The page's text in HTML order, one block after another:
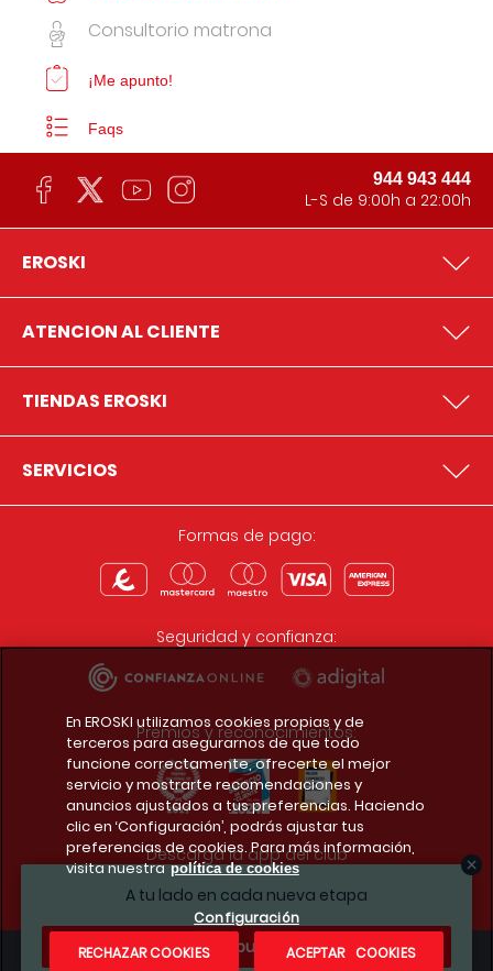
A tu lado en cada nueva etapa
¿Te apuntas?
Consultorio matrona
¡Me apunto!
Faqs
944 943 444
L-S de 9:00h a 22:00h
EROSKI
ATENCION AL CLIENTE
TIENDAS EROSKI
SERVICIOS
Formas de pago:
Seguridad y confianza:
Premios y reconocimientos:
Descarga la app del club
En EROSKI utilizamos cookies propias y de
terceros para asegurarnos de que todo
funcione correctamente, ofrecerte el mejor
servicio y mostrarte recomendaciones y
anuncios ajustados a tus preferencias. Haciendo
clic en ‘Configuración’, podrás ajustar tus
preferencias de cookies. Para más información,
visita nuestra política de cookies
Configuración
RECHAZAR COOKIES
ACEPTAR COOKIES